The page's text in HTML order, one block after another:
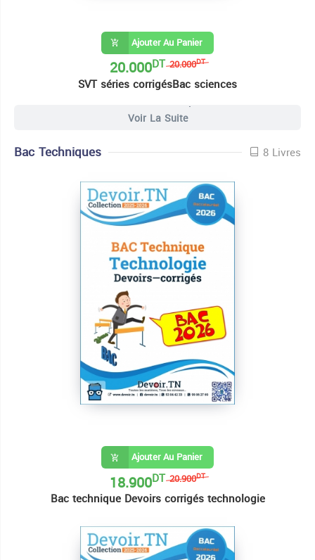
Ajouter Au Panier
20.000DT
20.000DT
SVT séries corrigésBac sciences
Voir La Suite
13 Livres Bac Sciences Expérimentales
Bac Techniques 8 Livres
Ajouter Au Panier
20.900DT
18.900DT
Bac technique Devoirs corrigés technologie